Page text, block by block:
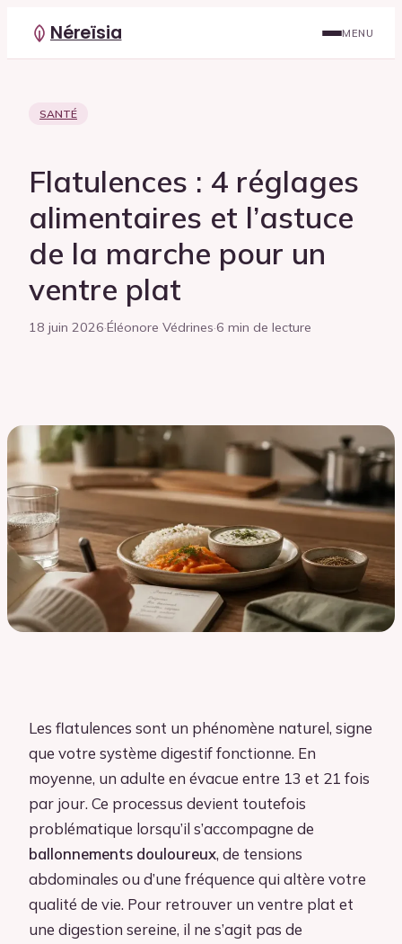
Néreïsia MENU
SANTÉ
Flatulences : 4 réglages
alimentaires et l’astuce
de la marche pour un
ventre plat
18 juin 2026·Éléonore Védrines·6 min de lecture
Les flatulences sont un phénomène naturel, signe
que votre système digestif fonctionne. En
moyenne, un adulte en évacue entre 13 et 21 fois
par jour. Ce processus devient toutefois
problématique lorsqu’il s’accompagne de
ballonnements douloureux, de tensions
abdominales ou d’une fréquence qui altère votre
qualité de vie. Pour retrouver un ventre plat et
une digestion sereine, il ne s’agit pas de